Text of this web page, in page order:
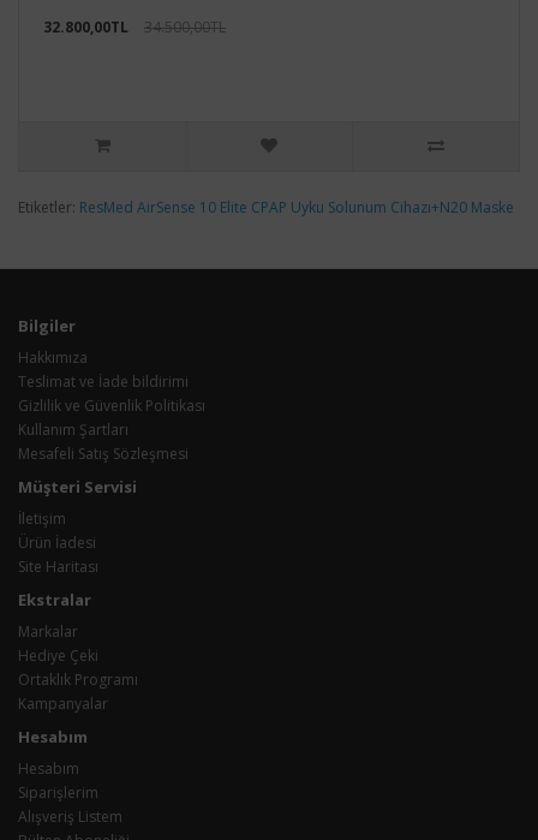
32.800,00TL
34.500,00TL
Etiketler: ResMed AirSense 10 Elite CPAP Uyku Solunum Cihazı+N20 Maske
Bilgiler
Hakkımıza
Teslimat ve İade bildirimi
Gizlilik ve Güvenlik Politikası
Kullanım Şartları
Mesafeli Satış Sözleşmesi
Müşteri Servisi
İletişim
Ürün İadesi
Site Haritası
Ekstralar
Markalar
Hediye Çeki
Ortaklık Programı
Kampanyalar
Hesabım
Hesabım
Siparişlerim
Alışveriş Listem